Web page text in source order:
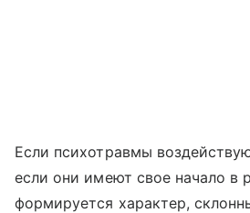
Если психотравмы
если они имеют свое начало в
формируется характер,